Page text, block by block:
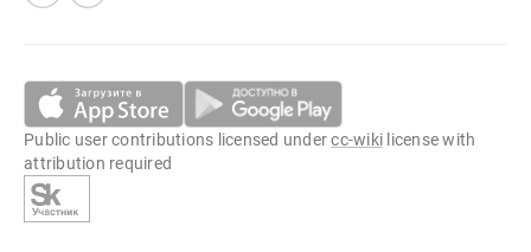
Public user contributions licensed undercc-wiki license with
attribution required